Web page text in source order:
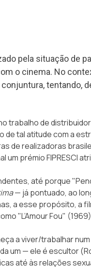
pela situação de
o cinema. No
tentando,
trabalho de
tal atitude com a
de realizadoras
prémio FIPRESCI
até porque
— já pontuado, ao
a esse propósito, a
"L’Amour Fou"
a viver/trabalhar
um — ele é escultor
até às relações